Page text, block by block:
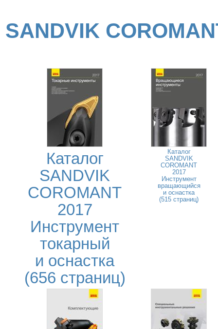
SANDVIK
Каталог
SANDVIK
COROMANT
2017
Инструмент
токарный
и оснастка
(656 страниц)
Каталог
SANDVIK
COROMANT
2017
Инструмент
вращающийся
и оснастка
(515 страниц)